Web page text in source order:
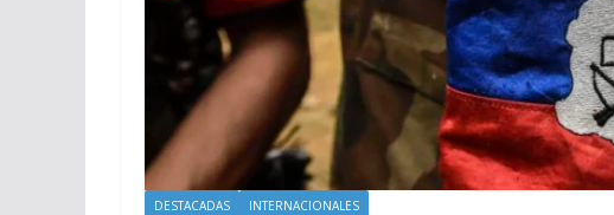
DESTACADAS INTERNACIONALES